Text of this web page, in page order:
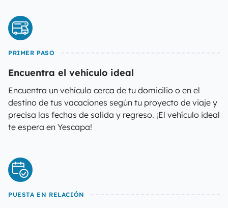
PRIMER PASO
Encuentra el vehículo ideal
Encuentra un vehículo cerca de tu domicilio o en el
destino de tus vacaciones según tu proyecto de viaje y
precisa las fechas de salida y regreso. ¡El vehículo ideal
te espera en Yescapa!
PUESTA EN RELACIÓN